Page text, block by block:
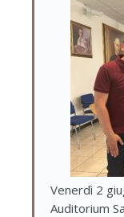
Venerdì 2
Auditorium